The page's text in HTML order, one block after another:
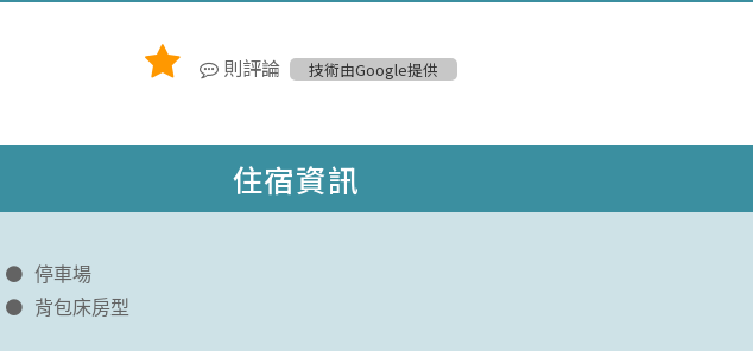
則評論 技術由Google提供
住宿資訊
停車場
背包床房型